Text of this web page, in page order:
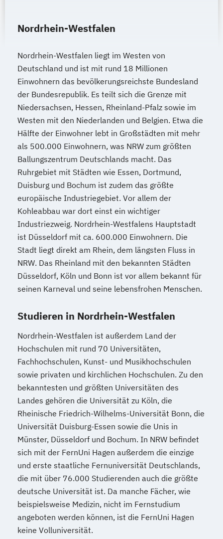
Weiterbildung IT Sicherheit Management
Wirtschaftsingenieurwesen
Baumanagement
Wirtschaftsingenieurwesen Digitale
Produktion (B. Eng.) 6 oder 7 Semester
Wirtschaftsingenieurwesen Erneuerbare
Energien (B. Eng.) 6 oder 7 Semester
Wirtschaftsingenieurwesen Künstliche
Intelligenz (B. Eng.) 6 oder 7 Semester
Wirtschaftsingenieurwesen Lebensmittel
(B. Eng.) 6 oder 7 Semester
Wirtschaftsingenieurwesen Logistik (B.
Eng.) 6 ode 7 Semester
Wirtschaftsingenieurwesen für Ingenieure
Wirtschaftsingenieurwesen für
Wirtschaftswissenschaftler
Wirtschafts­ingenieur­wesen
Wirtschafts­ingenieur­wesen
Wirtschafts­ingenieur­wesen Mechatronik
Wirtschafts­ingenieur­wesen Medizintechnik
Wirtschafts­ingenieur­wesen
Verfahrenstechnik
Zukunftsmanagement
Nordrhein-Westfalen
Nordrhein-Westfalen liegt im Westen von
Deutschland und ist mit rund 18 Millionen
Einwohnern das bevölkerungsreichste Bundesland
der Bundesrepublik. Es teilt sich die Grenze mit
Niedersachsen, Hessen, Rheinland-Pfalz sowie im
Westen mit den Niederlanden und Belgien. Etwa die
Hälfte der Einwohner lebt in Großstädten mit mehr
als 500.000 Einwohnern, was NRW zum größten
Ballungszentrum Deutschlands macht. Das
Ruhrgebiet mit Städten wie Essen, Dortmund,
Duisburg und Bochum ist zudem das größte
europäische Industriegebiet. Vor allem der
Kohleabbau war dort einst ein wichtiger
Industriezweig. Nordrhein-Westfalens Hauptstadt
ist Düsseldorf mit ca. 600.000 Einwohnern. Die
Stadt liegt direkt am Rhein, dem längsten Fluss in
NRW. Das Rheinland mit den bekannten Städten
Düsseldorf, Köln und Bonn ist vor allem bekannt für
seinen Karneval und seine lebensfrohen Menschen.
Studieren in Nordrhein-Westfalen
Nordrhein-Westfalen ist außerdem Land der
Hochschulen mit rund 70 Universitäten,
Fachhochschulen, Kunst- und Musikhochschulen
sowie privaten und kirchlichen Hochschulen. Zu den
bekanntesten und größten Universitäten des
Landes gehören die Universität zu Köln, die
Rheinische Friedrich-Wilhelms-Universität Bonn, die
Universität Duisburg-Essen sowie die Unis in
Münster, Düsseldorf und Bochum. In NRW befindet
sich mit der FernUni Hagen außerdem die einzige
und erste staatliche Fernuniversität Deutschlands,
die mit über 76.000 Studierenden auch die größte
deutsche Universität ist. Da manche Fächer, wie
beispielsweise Medizin, nicht im Fernstudium
angeboten werden können, ist die FernUni Hagen
keine Volluniversität.